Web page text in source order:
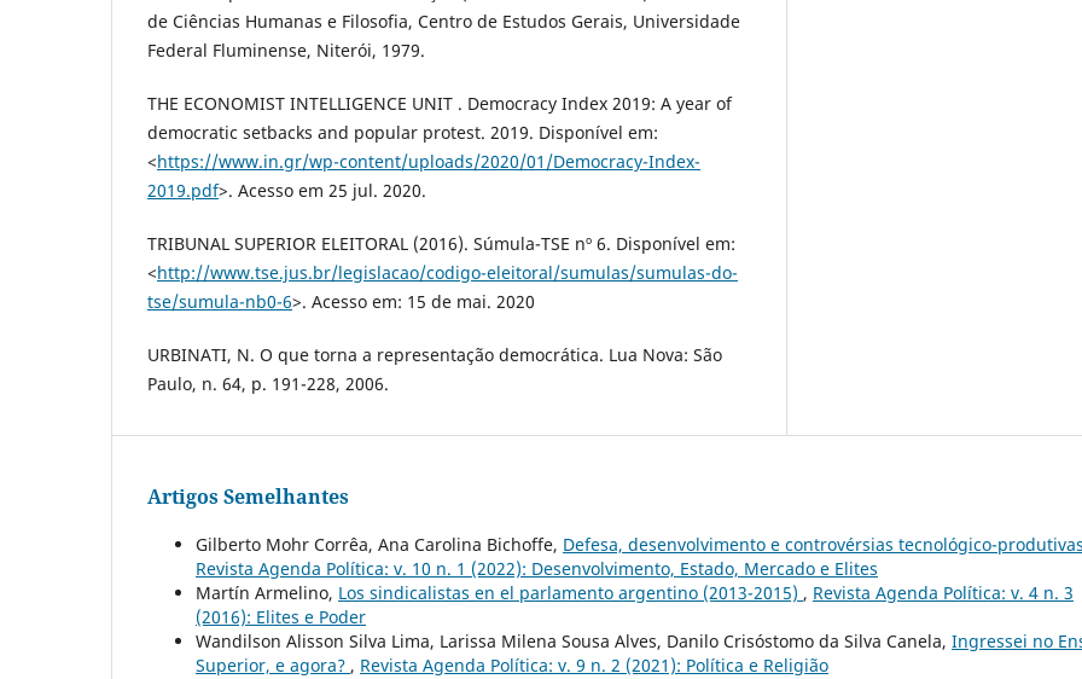
de Ciências Humanas e Filosofia, Centro de Estudos Gerais, Universidade
Federal Fluminense, Niterói, 1979.
THE ECONOMIST INTELLIGENCE UNIT . Democracy Index 2019: A year of
democratic setbacks and popular protest. 2019. Disponível em:
<https://www.in.gr/wp-content/uploads/2020/01/Democracy-Index-
2019.pdf>. Acesso em 25 jul. 2020.
TRIBUNAL SUPERIOR ELEITORAL (2016). Súmula-TSE nº 6. Disponível em:
<http://www.tse.jus.br/legislacao/codigo-eleitoral/sumulas/sumulas-do-
tse/sumula-nb0-6>. Acesso em: 15 de mai. 2020
URBINATI, N. O que torna a representação democrática. Lua Nova: São
Paulo, n. 64, p. 191-228, 2006.
Artigos Semelhantes
Gilberto Mohr Corrêa, Ana Carolina Bichoffe, Defesa, desenvolvimento e controvérsias tecnológico-produtivas
Revista Agenda Política: v. 10 n. 1 (2022): Desenvolvimento, Estado, Mercado e Elites
Martín Armelino, Los sindicalistas en el parlamento argentino (2013-2015) , Revista Agenda Política: v. 4 n. 3
(2016): Elites e Poder
Wandilson Alisson Silva Lima, Larissa Milena Sousa Alves, Danilo Crisóstomo da Silva Canela, Ingressei no
Superior, e agora? , Revista Agenda Política: v. 9 n. 2 (2021): Política e Religião